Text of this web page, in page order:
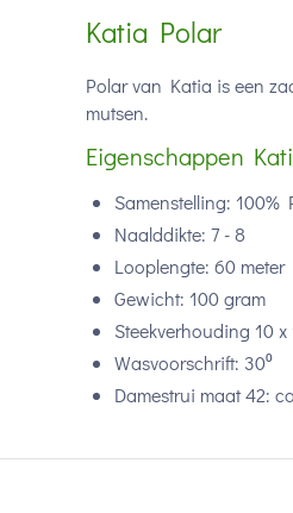
Katia Polar
Polar van Katia is een
mutsen.
Eigenschappen
Samenstelling: 100%
Naalddikte: 7 - 8
Looplengte: 60 meter
Gewicht: 100 gram
Steekverhouding 10
Wasvoorschrift: 30⁰
Damestrui maat 42: